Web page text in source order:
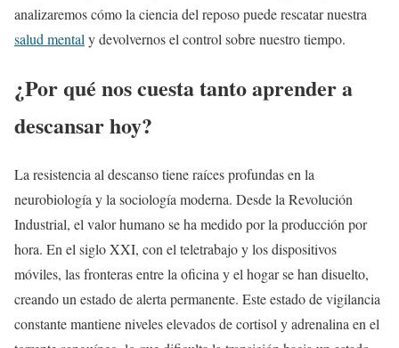
analizaremos cómo la ciencia del reposo puede rescatar nuestra
salud mental y devolvernos el control sobre nuestro tiempo.
¿Por qué nos cuesta tanto aprender a
descansar hoy?
La resistencia al descanso tiene raíces profundas en la
neurobiología y la sociología moderna. Desde la Revolución
Industrial, el valor humano se ha medido por la producción por
hora. En el siglo XXI, con el teletrabajo y los dispositivos
móviles, las fronteras entre la oficina y el hogar se han disuelto,
creando un estado de alerta permanente. Este estado de vigilancia
constante mantiene niveles elevados de cortisol y adrenalina en el